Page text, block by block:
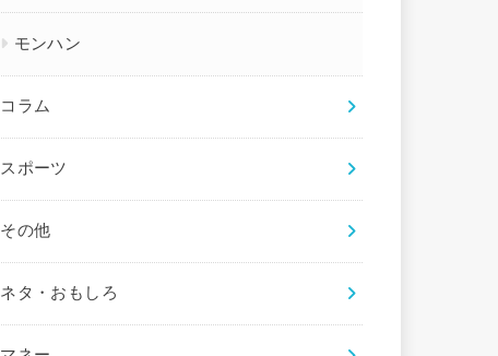
モンハン
コラム
スポーツ
その他
ネタ・おもしろ